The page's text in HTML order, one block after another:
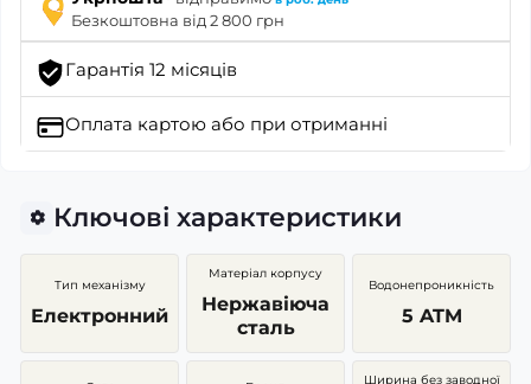
Безкоштовна від 2 800 грн
Гарантія 12 місяців
Оплата картою або при отриманні
Ключові характеристики
Тип механізму
Електронний
Матеріал корпусу
Нержавіюча
сталь
Водонепроникність
5 ATM
Ширина без заводної